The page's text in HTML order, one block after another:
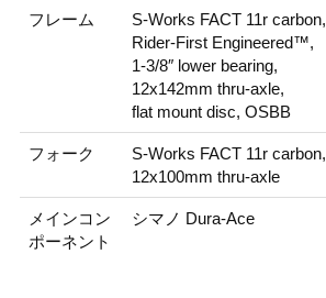
フレーム
S-Works FACT 11r carbon,
Rider-First Engineered™,
1-3/8″ lower bearing,
12x142mm thru-axle,
flat mount disc, OSBB
フォーク
S-Works FACT 11r carbon,
12x100mm thru-axle
メインコン
ポーネント
シマノ Dura-Ace